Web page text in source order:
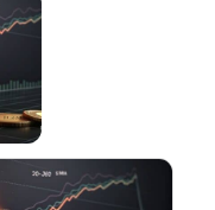
过去24小时销毁
协议产生了约165万美元
销毁量已经达到4753万
。这意味着市场流通中
跃交易和流通的代币数量
的流通换手率已经降至
明，越来越多的持有者
币重新投入市场交易。 值得关注的